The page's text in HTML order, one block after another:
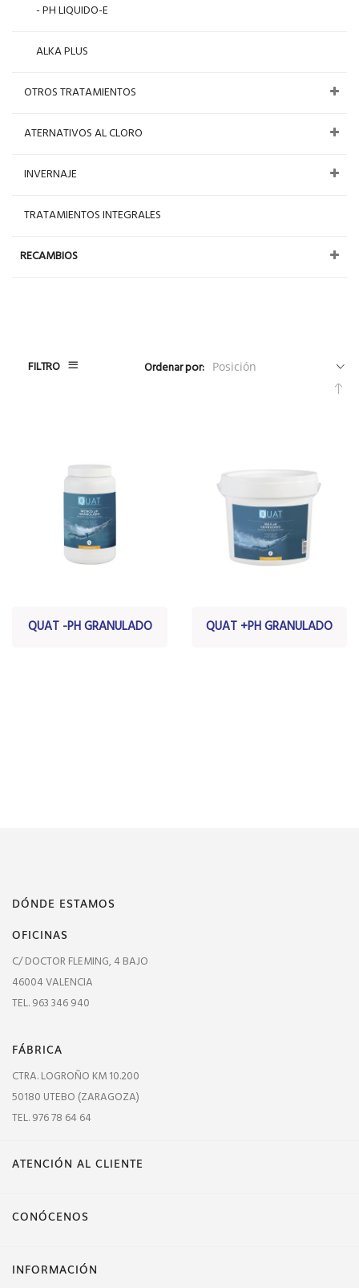
FILTRO
Ordenar por:
QUAT -PH GRANULADO QUAT +PH GRANULADO
- PH LIQUIDO-E
ALKA PLUS
OTROS TRATAMIENTOS
ATERNATIVOS AL CLORO
INVERNAJE
TRATAMIENTOS INTEGRALES
RECAMBIOS
DÓNDE ESTAMOS
OFICINAS
C/ DOCTOR FLEMING, 4 BAJO
46004 VALENCIA
TEL. 963 346 940
FÁBRICA
CTRA. LOGROÑO KM 10.200
50180 UTEBO (ZARAGOZA)
TEL. 976 78 64 64
ATENCIÓN AL CLIENTE
CONÓCENOS
INFORMACIÓN